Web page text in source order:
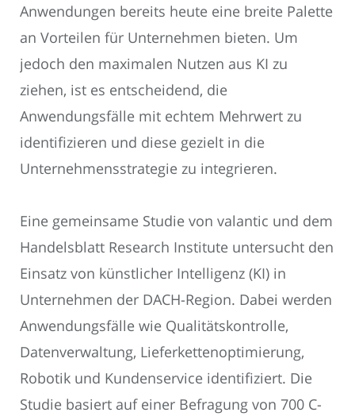
Anwendungen bereits heute eine breite Palette
an Vorteilen für Unternehmen bieten. Um
jedoch den maximalen Nutzen aus KI zu
ziehen, ist es entscheidend, die
Anwendungsfälle mit echtem Mehrwert zu
identifizieren und diese gezielt in die
Unternehmensstrategie zu integrieren.
Eine gemeinsame Studie von valantic und dem
Handelsblatt Research Institute untersucht den
Einsatz von künstlicher Intelligenz (KI) in
Unternehmen der DACH-Region. Dabei werden
Anwendungsfälle wie Qualitätskontrolle,
Datenverwaltung, Lieferkettenoptimierung,
Robotik und Kundenservice identifiziert. Die
Studie basiert auf einer Befragung von 700 C-